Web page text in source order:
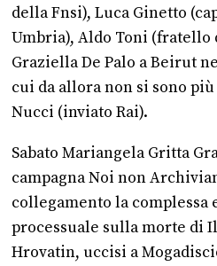
della Fnsi), Luca Ginetto
Umbria), Aldo Toni (fratello
Graziella De Palo a Beirut
cui da allora non si sono
Nucci (inviato Rai).
Sabato Mariangela Gritta
campagna Noi non
collegamento la complessa
processuale sulla morte di
Hrovatin, uccisi a